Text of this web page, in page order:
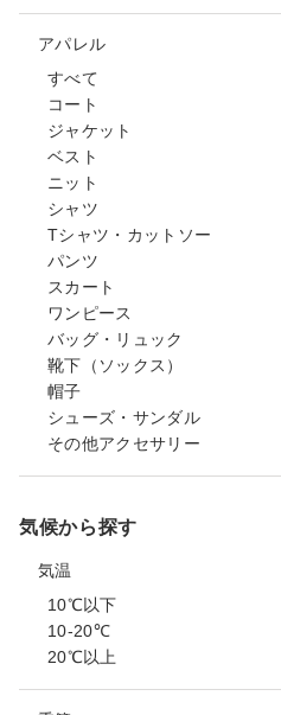
アパレル
すべて
コート
ジャケット
ベスト
ニット
シャツ
Tシャツ・カットソー
パンツ
スカート
ワンピース
バッグ・リュック
靴下（ソックス）
帽子
シューズ・サンダル
その他アクセサリー
気候から探す
気温
10℃以下
10-20℃
20℃以上